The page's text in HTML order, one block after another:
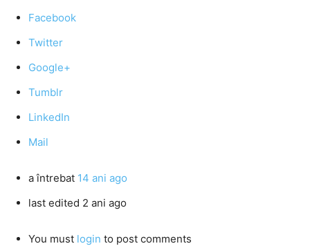
Facebook
Twitter
Google+
Tumblr
LinkedIn
Mail
a întrebat 14 ani ago
last edited 2 ani ago
You must login to post comments